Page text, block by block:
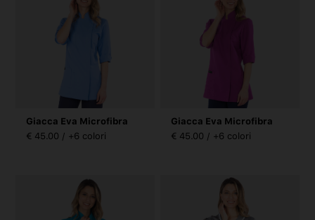
Giacca Eva Microfibra
€ 45.00 / +6 colori
Giacca Eva Microfibra
€ 45.00 / +6 colori